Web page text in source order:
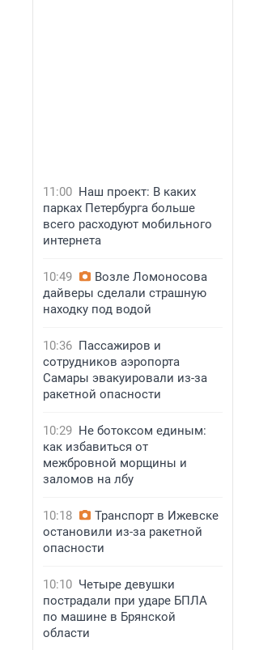
11:00 Наш проект: В каких
парках Петербурга больше
всего расходуют мобильного
интернета
10:49
Возле Ломоносова
дайверы сделали страшную
находку под водой
10:36 Пассажиров и
сотрудников аэропорта
Самары эвакуировали из-за
ракетной опасности
10:29 Не ботоксом единым:
как избавиться от
межбровной морщины и
заломов на лбу
10:18
Транспорт в Ижевске
остановили из-за ракетной
опасности
10:10 Четыре девушки
пострадали при ударе БПЛА
по машине в Брянской
области